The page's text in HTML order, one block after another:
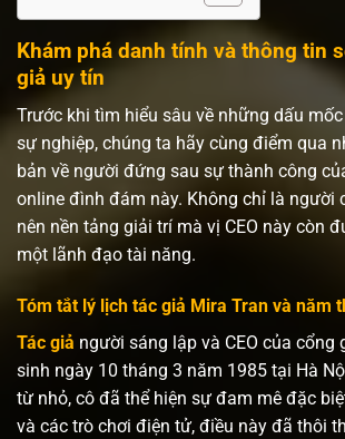
Khám phá danh tính và thông tin
giả uy tín
Trước khi tìm hiểu sâu về những dấu
sự nghiệp, chúng ta hãy cùng điểm qua
bản về người đứng sau sự thành công
online đình đám này. Không chỉ là người
nên nền tảng giải trí mà vị CEO này còn
một lãnh đạo tài năng.
Tóm tắt lý lịch tác giả Mira Tran và năm
Tác giả người sáng lập và CEO của cổng
sinh ngày 10 tháng 3 năm 1985 tại Hà
từ nhỏ, cô đã thể hiện sự đam mê đặc
và các trò chơi điện tử, điều này đã thôi